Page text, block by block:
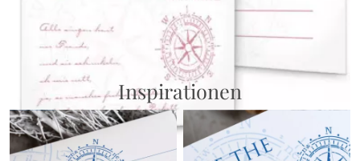
{farbicons}
Inspirationen